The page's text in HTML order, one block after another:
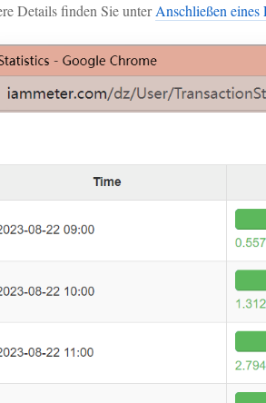
Details finden Sie unterAnschließen